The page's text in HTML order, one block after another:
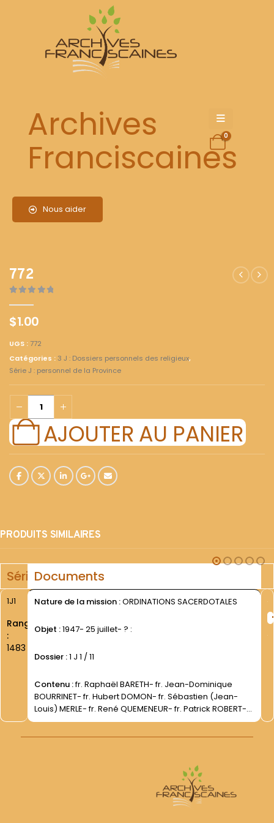
Archives
Franciscaines
Nous aider
0
772
$1.00
UGS :772
Catégories : 3 J : Dossiers personnels des religieux,
Série J : personnel de la Province
AJOUTER AU PANIER
PRODUITS SIMILAIRES
SérieDocuments
1J1
Rang
:
1483
Nature de la mission :ORDINATIONS SACERDOTALES
Objet :1947- 25 juillet- ? :
Dossier :1 J 1 / 11
Contenu :fr. Raphaël BARETH- fr. Jean-Dominique
BOURRINET- fr. Hubert DOMON- fr. Sébastien (Jean-
Louis) MERLE- fr. René QUEMENEUR- fr. Patrick ROBERT-
fr. Damien VORREUX- fr. André-Jacques VRECK- fr.